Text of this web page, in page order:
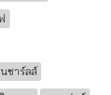
ชาร์ลส์